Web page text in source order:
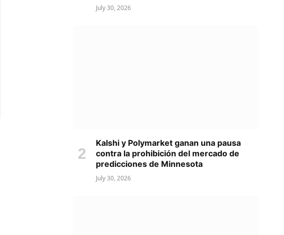
July 30, 2026
Kalshi y Polymarket ganan una pausa
contra la prohibición del mercado de
predicciones de Minnesota
July 30, 2026